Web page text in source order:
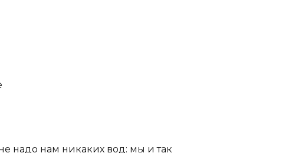
надо нам никаких вод: мы и так